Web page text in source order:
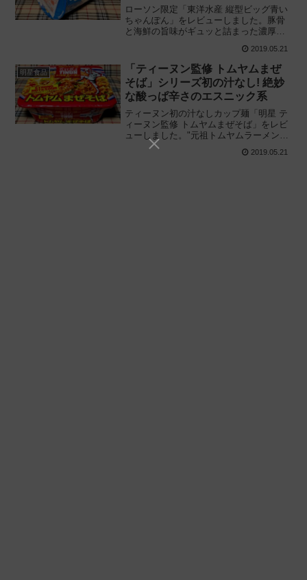
ローソン限定「東洋水産 縦型ビッグ青い
ちゃんぽん」をレビューしました。豚骨
と海鮮の旨味がギュッと詰まった濃厚ス
ルちゃん色シリーズの縦型カップ麺 "青"
を実際に食べてみた感想と評価です。
2019.05.21
明星食品
「ティーヌン監修 トムヤムまぜ
そば」シリーズ初の汁なし! 絶妙
な酸っぱ辛さのエスニック系
ティーヌン初の汁なしカップ麺「明星 テ
ィーヌン監修 トムヤムまぜそば」をレビ
ューしました。"元祖トムヤムラーメンの
店" が送る酸っぱ辛いタイのエスニック感
とパクチーが効いた再現カップまぜそば
2019.05.21